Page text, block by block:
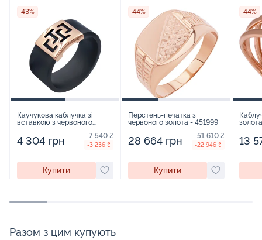
43%
Каучукова каблучка зі
вставкою з червоного
4 304 грн 7 540 ₴
-3 236 ₴
Купити
44%
Перстень-печатка з
червоного золота - 451999
28 664 грн 51 610 ₴
-22 946 ₴
Купити
44%
13
Разом з цим купують